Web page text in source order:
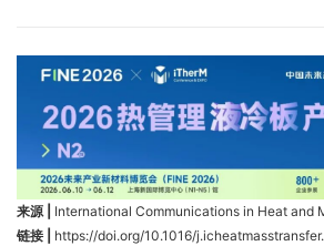
来源 |
International Communications in Heat and
链接 |
https://doi.org/10.1016/